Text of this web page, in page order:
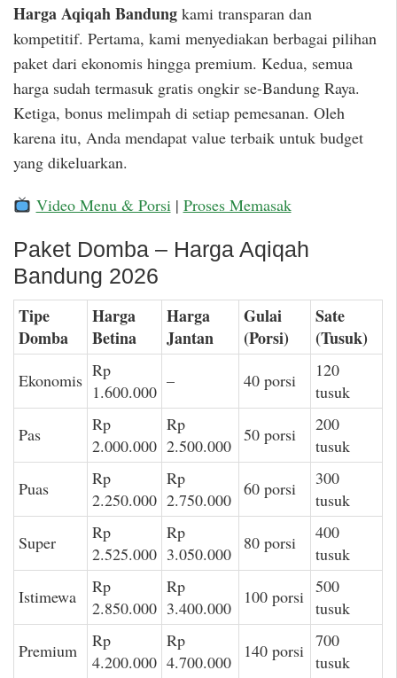
Harga Aqiqah Bandung kami transparan dan
kompetitif. Pertama, kami menyediakan berbagai pilihan
paket dari ekonomis hingga premium. Kedua, semua
harga sudah termasuk gratis ongkir se-Bandung Raya.
Ketiga, bonus melimpah di setiap pemesanan. Oleh
karena itu, Anda mendapat value terbaik untuk budget
yang dikeluarkan.
Video Menu & Porsi| Proses Memasak
Paket Domba – Harga Aqiqah
Bandung 2026
Tipe
Domba
Harga
Betina
Harga
Jantan
Gulai
(Porsi)
Sate
(Tusuk)
Ekonomis Rp
1.600.000
– 40 porsi
120
tusuk
Pas
Rp
2.000.000
Rp
2.500.000
50 porsi
200
tusuk
Puas
Rp
2.250.000
Rp
2.750.000
60 porsi
300
tusuk
Super
Rp
2.525.000
Rp
3.050.000
80 porsi
400
tusuk
Istimewa
Rp
2.850.000
Rp
3.400.000
100 porsi 500
tusuk
Premium
Rp
4.200.000
Rp
4.700.000
140 porsi 700
tusuk